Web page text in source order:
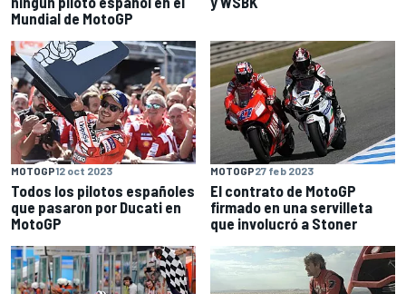
Mundial de MotoGP
MOTOGP12 oct 2023
Todos los pilotos españoles
que pasaron por Ducati en
MotoGP
MOTOGP27 feb 2023
El contrato de MotoGP
firmado en una servilleta
que involucró a Stoner